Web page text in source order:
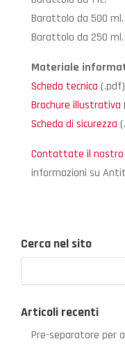
Barattolo da 500 ml.
Barattolo da 250 ml.
Materiale
Scheda tecnica (.pdf)
Brochure illustrativa
Scheda di sicurezza
Contattate il nostro
informazioni su
Cerca nel sito
Articoli recenti
Pre-separatore per